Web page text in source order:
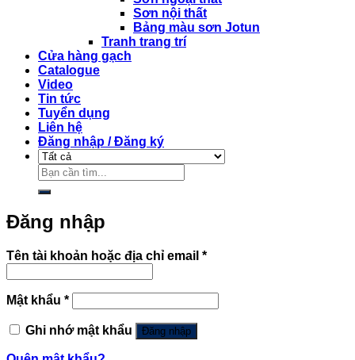
Sơn nội thất
Bảng màu sơn Jotun
Tranh trang trí
Cửa hàng gạch
Catalogue
Video
Tin tức
Tuyển dụng
Liên hệ
Đăng nhập / Đăng ký
Tìm
kiếm:
Đăng nhập
Tên tài khoản hoặc địa chỉ email *Bắt
Mật khẩu *Bắt
buộc
Ghi nhớ mật khẩu
Đăng nhập